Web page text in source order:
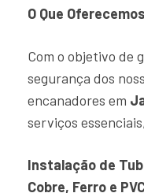
O Que Oferecemos
Com o objetivo de
segurança dos
encanadores em
serviços
Instalação de
Cobre, Ferro e